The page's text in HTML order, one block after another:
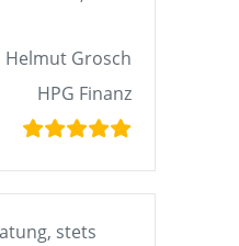
Helmut Grosch
HPG Finanz
stets